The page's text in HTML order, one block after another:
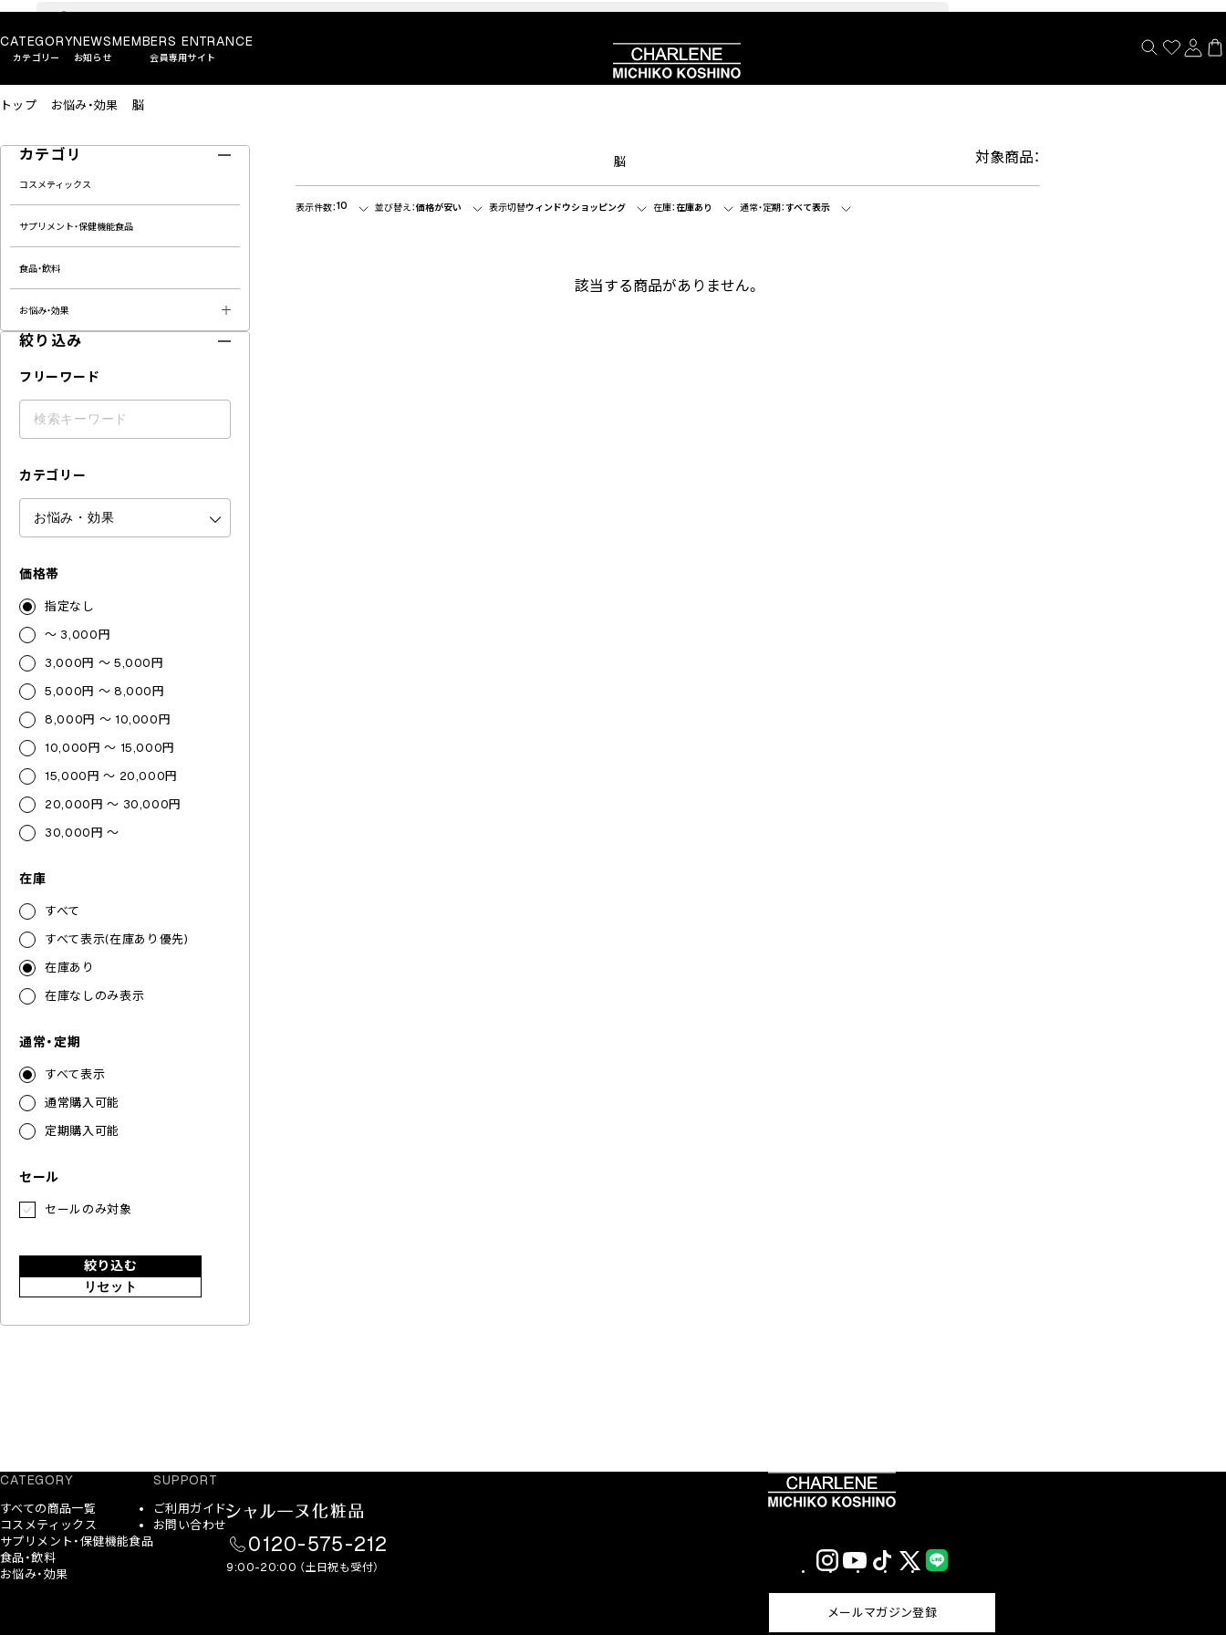
CATEGORY
カテゴリー
NEWS
お知らせ
MEMBERS ENTRANCE
会員専用サイト
トップ お悩み・効果 脳
カテゴリ
コスメティックス
サプリメント・保健機能食品
食品・飲料
お悩み・効果
絞り込み
フリーワード
カテゴリー
価格帯
指定なし
～ 3,000円
3,000円 ～ 5,000円
5,000円 ～ 8,000円
8,000円 ～ 10,000円
10,000円 ～ 15,000円
15,000円 ～ 20,000円
20,000円 ～ 30,000円
30,000円 ～
在庫
すべて
すべて表示(在庫あり優先)
在庫あり
在庫なしのみ表示
通常・定期
すべて表示
通常購入可能
定期購入可能
セール
セールのみ対象
絞り込む
リセット
脳 対象商品：
表示件数：10 並び替え：価格が安い 表示切替ウィンドウショッピング 在庫：在庫あり 通常・定期：すべて表示
該当する商品がありません。
CATEGORY
すべての商品一覧
コスメティックス
サプリメント・保健機能食品
食品・飲料
お悩み・効果
SUPPORT
ご利用ガイド
お問い合わせ
0120-575-212
9:00-20:00 （土日祝も受付）
InstagramYouTubeTikTok X
(Twitter)
メールマガジン登録